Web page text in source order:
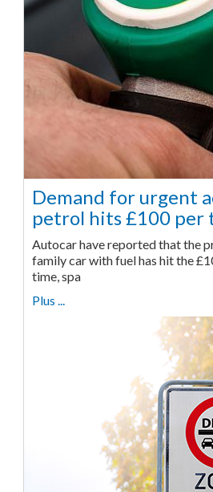
Demand for urgent
petrol hits £100 per
Autocar have reported that the
family car with fuel has hit the
time, spa
Plus ...